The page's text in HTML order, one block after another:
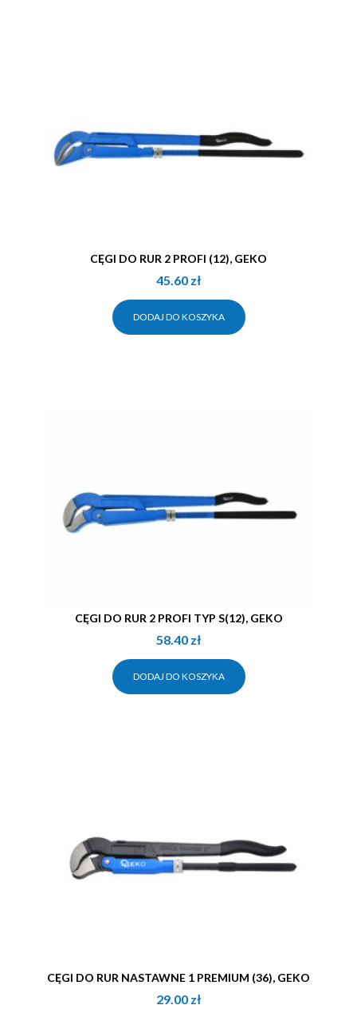
CĘGI DO RUR 2 PROFI (12), GEKO
45.60 zł
DODAJ DO KOSZYKA
CĘGI DO RUR 2 PROFI TYP S(12), GEKO
58.40 zł
DODAJ DO KOSZYKA
CĘGI DO RUR NASTAWNE 1 PREMIUM (36), GEKO
29.00 zł